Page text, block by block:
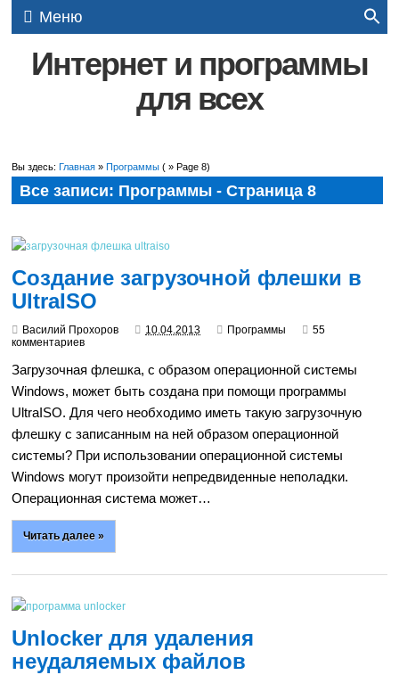
Меню
Интернет и программы
для всех
Вы здесь: Главная » Программы ( » Page 8)
Все записи: Программы - Страница 8
Создание загрузочной флешки в
UltraISO
Василий Прохоров 10.04.2013 Программы
55
комментариев
Загрузочная флешка, с образом операционной системы
Windows, может быть создана при помощи программы
UltraISO. Для чего необходимо иметь такую загрузочную
флешку с записанным на ней образом операционной
системы? При использовании операционной системы
Windows могут произойти непредвиденные неполадки.
Операционная система может…
Читать далее »
Unlocker для удаления
неудаляемых файлов